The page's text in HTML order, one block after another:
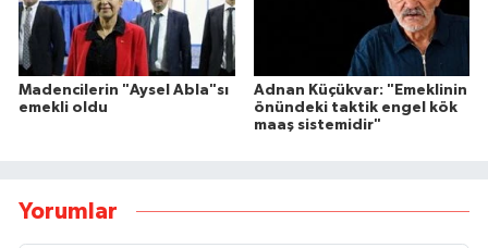
Madencilerin "Aysel Abla"sı
emekli oldu
Adnan Küçükvar: "Emeklinin
önündeki taktik engel kök
maaş sistemidir"
Yorumlar